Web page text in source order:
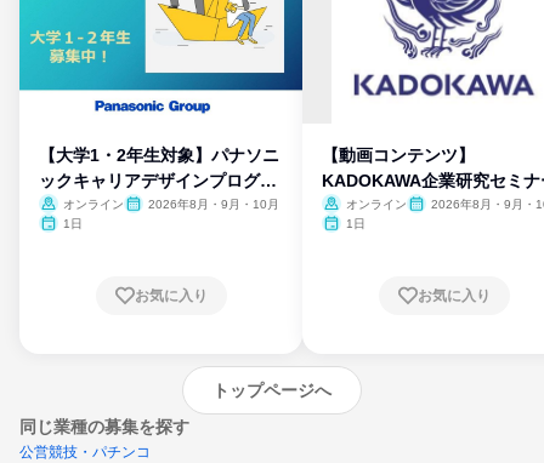
【大学1・2年生対象】パナソニ
ックキャリアデザインプログラ
ム
オンライン
2026年8月・9月・10月
1日
お気に入り
【動画コンテンツ】
KADOKAWA企業研究セミナ
オンライン
2026年8月・9月・
1日
お気に入り
トップページへ
同じ業種の募集を探す
公営競技・パチンコ